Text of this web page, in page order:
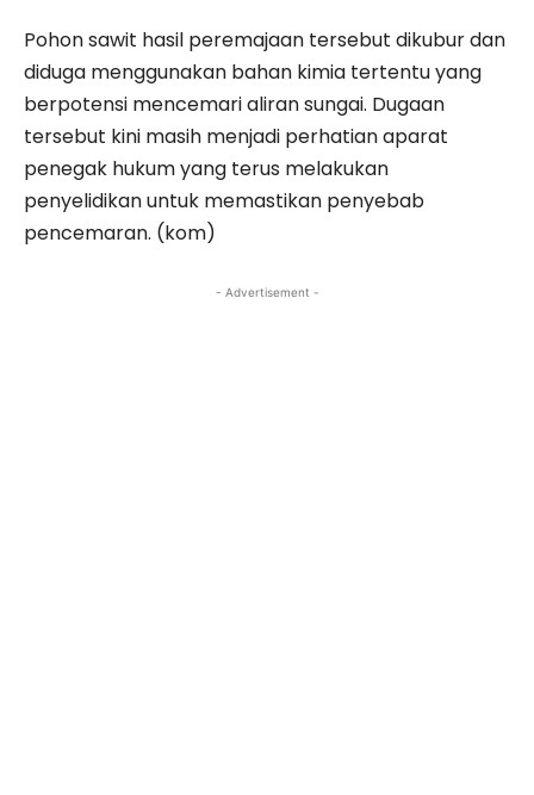
Pohon sawit hasil peremajaan tersebut dikubur dan
diduga menggunakan bahan kimia tertentu yang
berpotensi mencemari aliran sungai. Dugaan
tersebut kini masih menjadi perhatian aparat
penegak hukum yang terus melakukan
penyelidikan untuk memastikan penyebab
pencemaran. (kom)
- Advertisement -